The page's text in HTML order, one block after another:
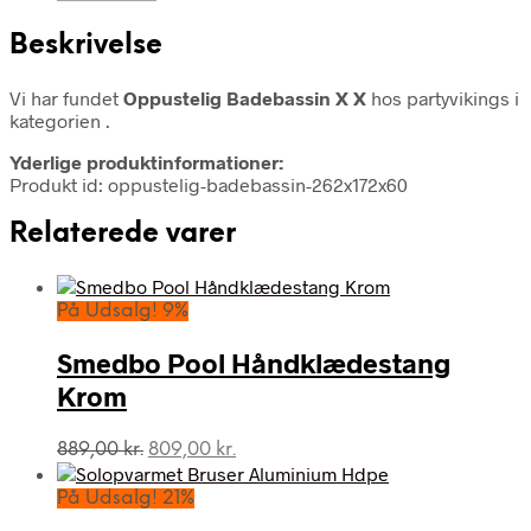
Beskrivelse
Vi har fundet Oppustelig Badebassin X X hos partyvikings i
kategorien .
Yderlige produktinformationer:
Produkt id: oppustelig-badebassin-262x172x60
Relaterede varer
På Udsalg! 9%
Smedbo Pool Håndklædestang
Krom
889,00kr. Den
oprindelige
pris
809,00 kr.
aktuelle
På Udsalg! 21%